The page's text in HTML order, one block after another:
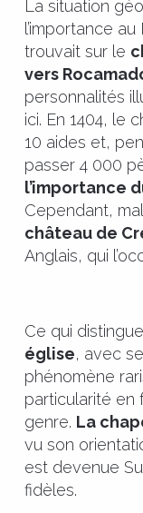
La situation
l’importance
trouvait sur le
vers
personnalités
ici. En 1404, le
10 aides et,
passer 4 000
l’importance
Cependant,
château de
Anglais, qui
Ce qui
église, avec
phénomène
particularité en
genre. La
vu son
est devenue
fidèles.